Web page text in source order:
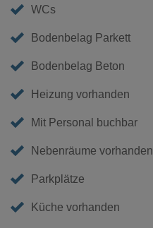
WCs
Bodenbelag Parkett
Bodenbelag Beton
Heizung vorhanden
Mit Personal buchbar
Nebenräume vorhanden
Parkplätze
Küche vorhanden